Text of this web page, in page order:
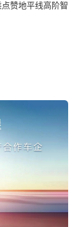
赞地平线高阶智